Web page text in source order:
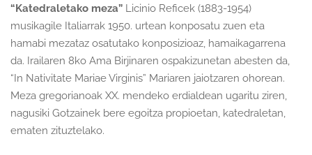
“Katedraletako meza” Licinio Reficek (1883-1954)
musikagile Italiarrak 1950. urtean konposatu zuen eta
hamabi mezataz osatutako konposizioaz, hamaikagarrena
da. Irailaren 8ko Ama Birjinaren ospakizunetan abesten da,
“In Nativitate Mariae Virginis” Mariaren jaiotzaren ohorean.
Meza gregorianoak XX. mendeko erdialdean ugaritu ziren,
nagusiki Gotzainek bere egoitza propioetan, katedraletan,
ematen zituztelako.